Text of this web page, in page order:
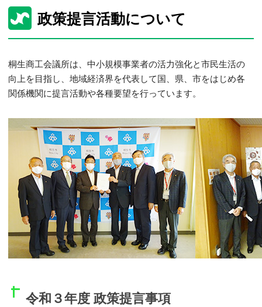
政策提言活動について
桐生商工会議所は、中小規模事業者の活力強化と市民生活の
向上を目指し、地域経済界を代表して国、県、市をはじめ各
関係機関に提言活動や各種要望を行っています。
令和３年度 政策提言事項